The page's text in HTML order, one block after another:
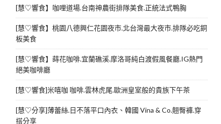
[慧♡響食】咖哩道場.台南神農街排隊美食.正統法式鴨胸
[慧♡響食】桃園八德興仁花園夜市.北台灣最大夜市.排隊必吃銅
板美食
[慧♡響食】蒔花咖啡.宜蘭礁溪.摩洛哥純白渡假風餐廳.IG熱門
絕美咖啡廳
[慧♡響食]米嘻咖 咖啡.雲林虎尾.歐洲皇室般的貴族下午茶
[慧♡分享]薄蕾絲.日不落平口內衣、韓國 Vina & Co.翹臀褲.穿
搭分享